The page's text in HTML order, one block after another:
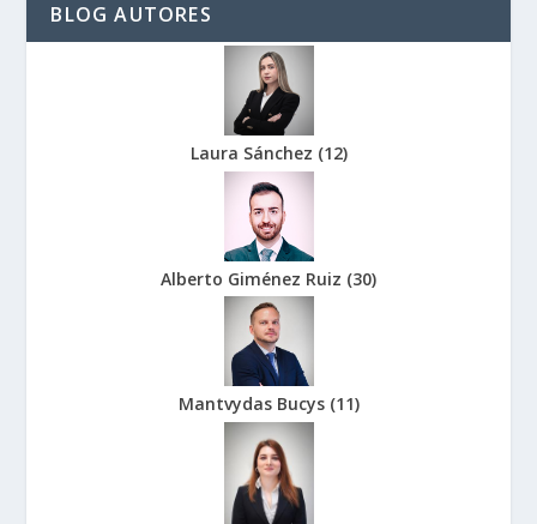
BLOG AUTORES
Laura Sánchez (12)
Alberto Giménez Ruiz (30)
Mantvydas Bucys (11)